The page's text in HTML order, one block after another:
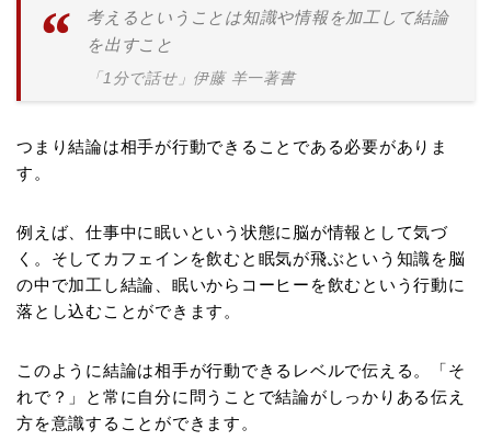
考えるということは知識や情報を加工して結論
を出すこと
「1分で話せ」伊藤 羊一著書
つまり結論は相手が行動できることである必要がありま
す。
例えば、仕事中に眠いという状態に脳が情報として気づ
く。そしてカフェインを飲むと眠気が飛ぶという知識を脳
の中で加工し結論、眠いからコーヒーを飲むという行動に
落とし込むことができます。
このように結論は相手が行動できるレベルで伝える。「そ
れで？」と常に自分に問うことで結論がしっかりある伝え
方を意識することができます。